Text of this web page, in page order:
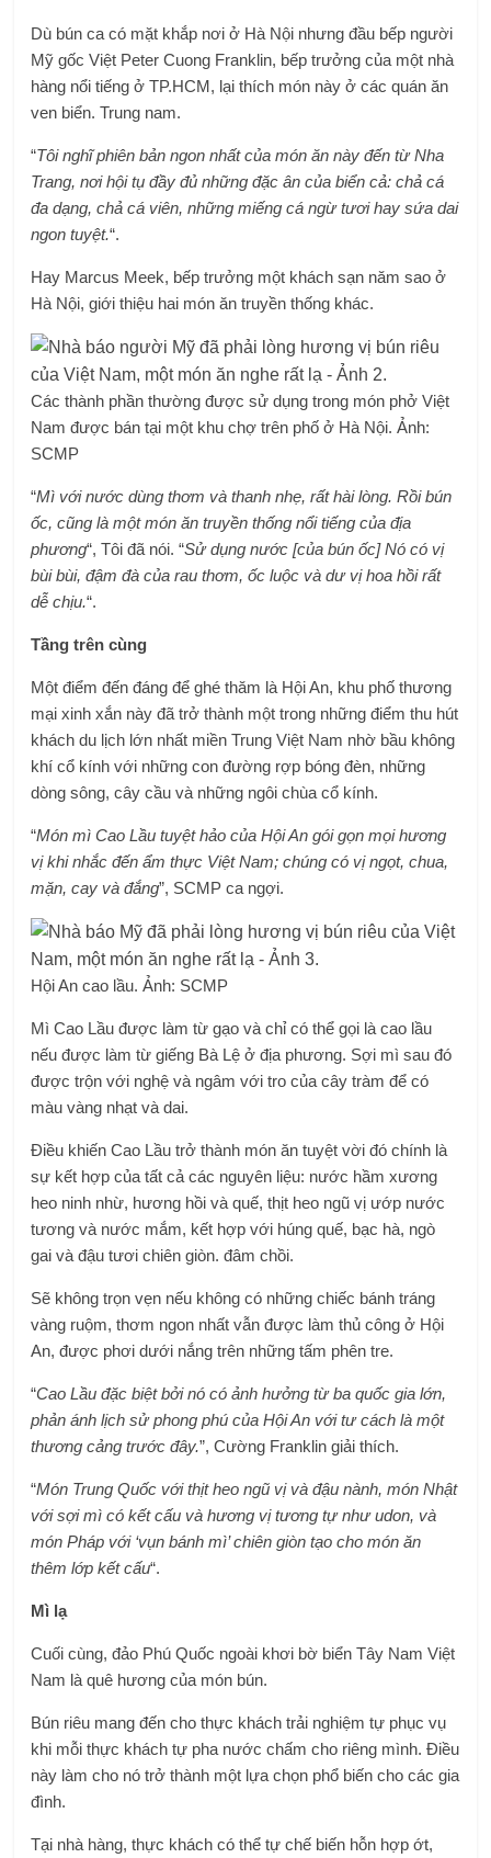
Dù bún ca có mặt khắp nơi ở Hà Nội nhưng đầu bếp người
Mỹ gốc Việt Peter Cuong Franklin, bếp trưởng của một nhà
hàng nổi tiếng ở TP.HCM, lại thích món này ở các quán ăn
ven biển. Trung nam.
“Tôi nghĩ phiên bản ngon nhất của món ăn này đến từ Nha
Trang, nơi hội tụ đầy đủ những đặc ân của biển cả: chả cá
đa dạng, chả cá viên, những miếng cá ngừ tươi hay sứa dai
ngon tuyệt.“.
Hay Marcus Meek, bếp trưởng một khách sạn năm sao ở
Hà Nội, giới thiệu hai món ăn truyền thống khác.
Các thành phần thường được sử dụng trong món phở Việt
Nam được bán tại một khu chợ trên phố ở Hà Nội. Ảnh:
SCMP
“Mì với nước dùng thơm và thanh nhẹ, rất hài lòng. Rồi bún
ốc, cũng là một món ăn truyền thống nổi tiếng của địa
phương“, Tôi đã nói. “Sử dụng nước [của bún ốc] Nó có vị
bùi bùi, đậm đà của rau thơm, ốc luộc và dư vị hoa hồi rất
dễ chịu.“.
Tầng trên cùng
Một điểm đến đáng để ghé thăm là Hội An, khu phố thương
mại xinh xắn này đã trở thành một trong những điểm thu hút
khách du lịch lớn nhất miền Trung Việt Nam nhờ bầu không
khí cổ kính với những con đường rợp bóng đèn, những
dòng sông, cây cầu và những ngôi chùa cổ kính.
“Món mì Cao Lầu tuyệt hảo của Hội An gói gọn mọi hương
vị khi nhắc đến ẩm thực Việt Nam; chúng có vị ngọt, chua,
mặn, cay và đắng”, SCMP ca ngợi.
Hội An cao lầu. Ảnh: SCMP
Mì Cao Lầu được làm từ gạo và chỉ có thể gọi là cao lầu
nếu được làm từ giếng Bà Lệ ở địa phương. Sợi mì sau đó
được trộn với nghệ và ngâm với tro của cây tràm để có
màu vàng nhạt và dai.
Điều khiến Cao Lầu trở thành món ăn tuyệt vời đó chính là
sự kết hợp của tất cả các nguyên liệu: nước hầm xương
heo ninh nhừ, hương hồi và quế, thịt heo ngũ vị ướp nước
tương và nước mắm, kết hợp với húng quế, bạc hà, ngò
gai và đậu tươi chiên giòn. đâm chồi.
Sẽ không trọn vẹn nếu không có những chiếc bánh tráng
vàng ruộm, thơm ngon nhất vẫn được làm thủ công ở Hội
An, được phơi dưới nắng trên những tấm phên tre.
“Cao Lầu đặc biệt bởi nó có ảnh hưởng từ ba quốc gia lớn,
phản ánh lịch sử phong phú của Hội An với tư cách là một
thương cảng trước đây.”, Cường Franklin giải thích.
“Món Trung Quốc với thịt heo ngũ vị và đậu nành, món Nhật
với sợi mì có kết cấu và hương vị tương tự như udon, và
món Pháp với ‘vụn bánh mì’ chiên giòn tạo cho món ăn
thêm lớp kết cấu“.
Mì lạ
Cuối cùng, đảo Phú Quốc ngoài khơi bờ biển Tây Nam Việt
Nam là quê hương của món bún.
Bún riêu mang đến cho thực khách trải nghiệm tự phục vụ
khi mỗi thực khách tự pha nước chấm cho riêng mình. Điều
này làm cho nó trở thành một lựa chọn phổ biến cho các gia
đình.
Tại nhà hàng, thực khách có thể tự chế biến hỗn hợp ớt,